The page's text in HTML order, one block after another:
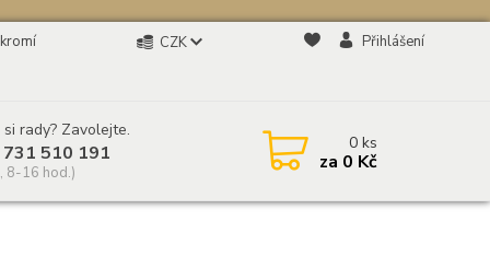
CZK Přihlášení
rady? Zavolejte.
510 191
8-16 hod.)
0ks
za 0 Kč